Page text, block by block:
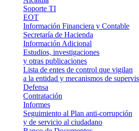
Soporte TI
EOT
Información Financiera y Contable
Secretaría de Hacienda
Información Adicional
Estudios, investigaciones
y otras publicaciones
Lista de entes de control que vigilan
a la entidad y mecanismos de
Defensa
Contratación
Informes
Seguimiento al Plan anti-corrupción
y de servicio al ciudadano